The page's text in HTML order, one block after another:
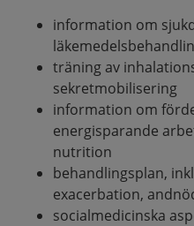
information om
träning av
sekretmobilisering
information om
energisparande
nutrition
behandlingsplan,
exacerbation,
socialmedicinska